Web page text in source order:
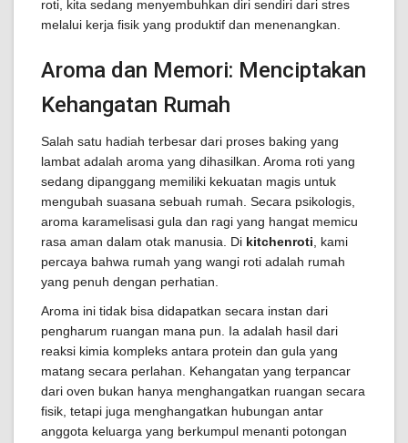
roti, kita sedang menyembuhkan diri sendiri dari stres
melalui kerja fisik yang produktif dan menenangkan.
Aroma dan Memori: Menciptakan
Kehangatan Rumah
Salah satu hadiah terbesar dari proses baking yang
lambat adalah aroma yang dihasilkan. Aroma roti yang
sedang dipanggang memiliki kekuatan magis untuk
mengubah suasana sebuah rumah. Secara psikologis,
aroma karamelisasi gula dan ragi yang hangat memicu
rasa aman dalam otak manusia. Di kitchenroti , kami
percaya bahwa rumah yang wangi roti adalah rumah
yang penuh dengan perhatian.
Aroma ini tidak bisa didapatkan secara instan dari
pengharum ruangan mana pun. Ia adalah hasil dari
reaksi kimia kompleks antara protein dan gula yang
matang secara perlahan. Kehangatan yang terpancar
dari oven bukan hanya menghangatkan ruangan secara
fisik, tetapi juga menghangatkan hubungan antar
anggota keluarga yang berkumpul menanti potongan